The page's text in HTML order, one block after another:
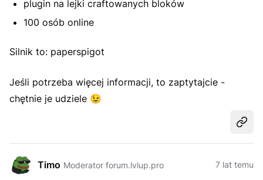
plugin na lejki craftowanych bloków
100 osób online
Silnik to: paperspigot
Jeśli potrzeba więcej informacji, to zaptytajcie -
chętnie je udziele 😉
Timo Moderator forum.lvlup.pro 7 lat temu